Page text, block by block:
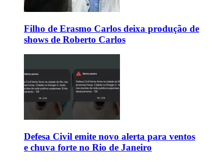
Filho de Erasmo Carlos deixa produção de
shows de Roberto Carlos
Defesa Civil emite novo alerta para ventos
e chuva forte no Rio de Janeiro